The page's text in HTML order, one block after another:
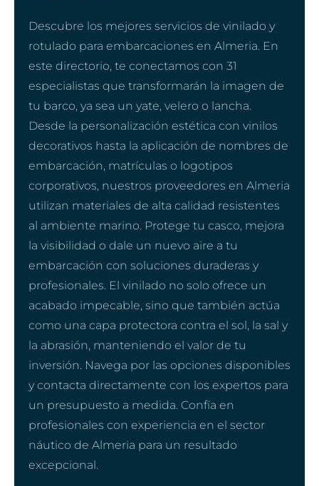
Descubre los mejores servicios de vinilado y
rotulado para embarcaciones en Almeria. En
este directorio, te conectamos con 31
especialistas que transformarán la imagen de
tu barco, ya sea un yate, velero o lancha.
Desde la personalización estética con vinilos
decorativos hasta la aplicación de nombres de
embarcación, matrículas o logotipos
corporativos, nuestros proveedores en Almeria
utilizan materiales de alta calidad resistentes
al ambiente marino. Protege tu casco, mejora
la visibilidad o dale un nuevo aire a tu
embarcación con soluciones duraderas y
profesionales. El vinilado no solo ofrece un
acabado impecable, sino que también actúa
como una capa protectora contra el sol, la sal y
la abrasión, manteniendo el valor de tu
inversión. Navega por las opciones disponibles
y contacta directamente con los expertos para
un presupuesto a medida. Confía en
profesionales con experiencia en el sector
náutico de Almeria para un resultado
excepcional.